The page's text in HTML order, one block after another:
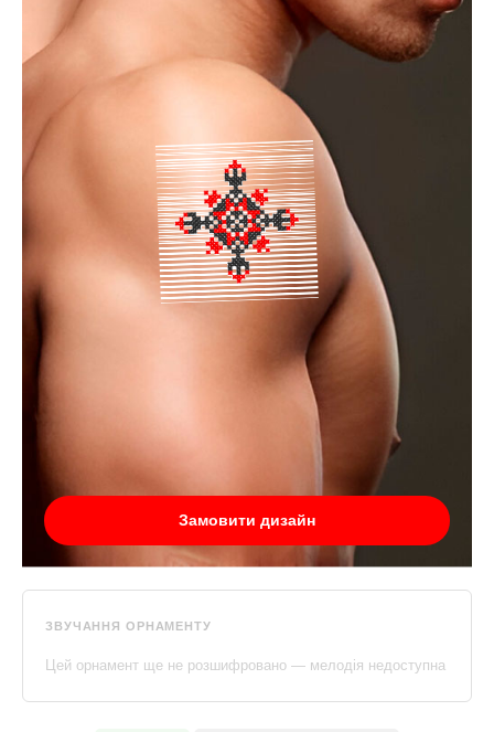
Замовити дизайн
ЗВУЧАННЯ ОРНАМЕНТУ
Цей орнамент ще не розшифровано — мелодія недоступна